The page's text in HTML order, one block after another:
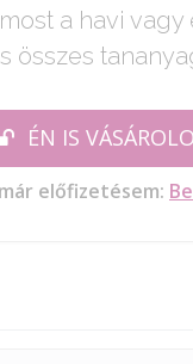
a havi vagy
összes
ÉN IS
előfizetésem: